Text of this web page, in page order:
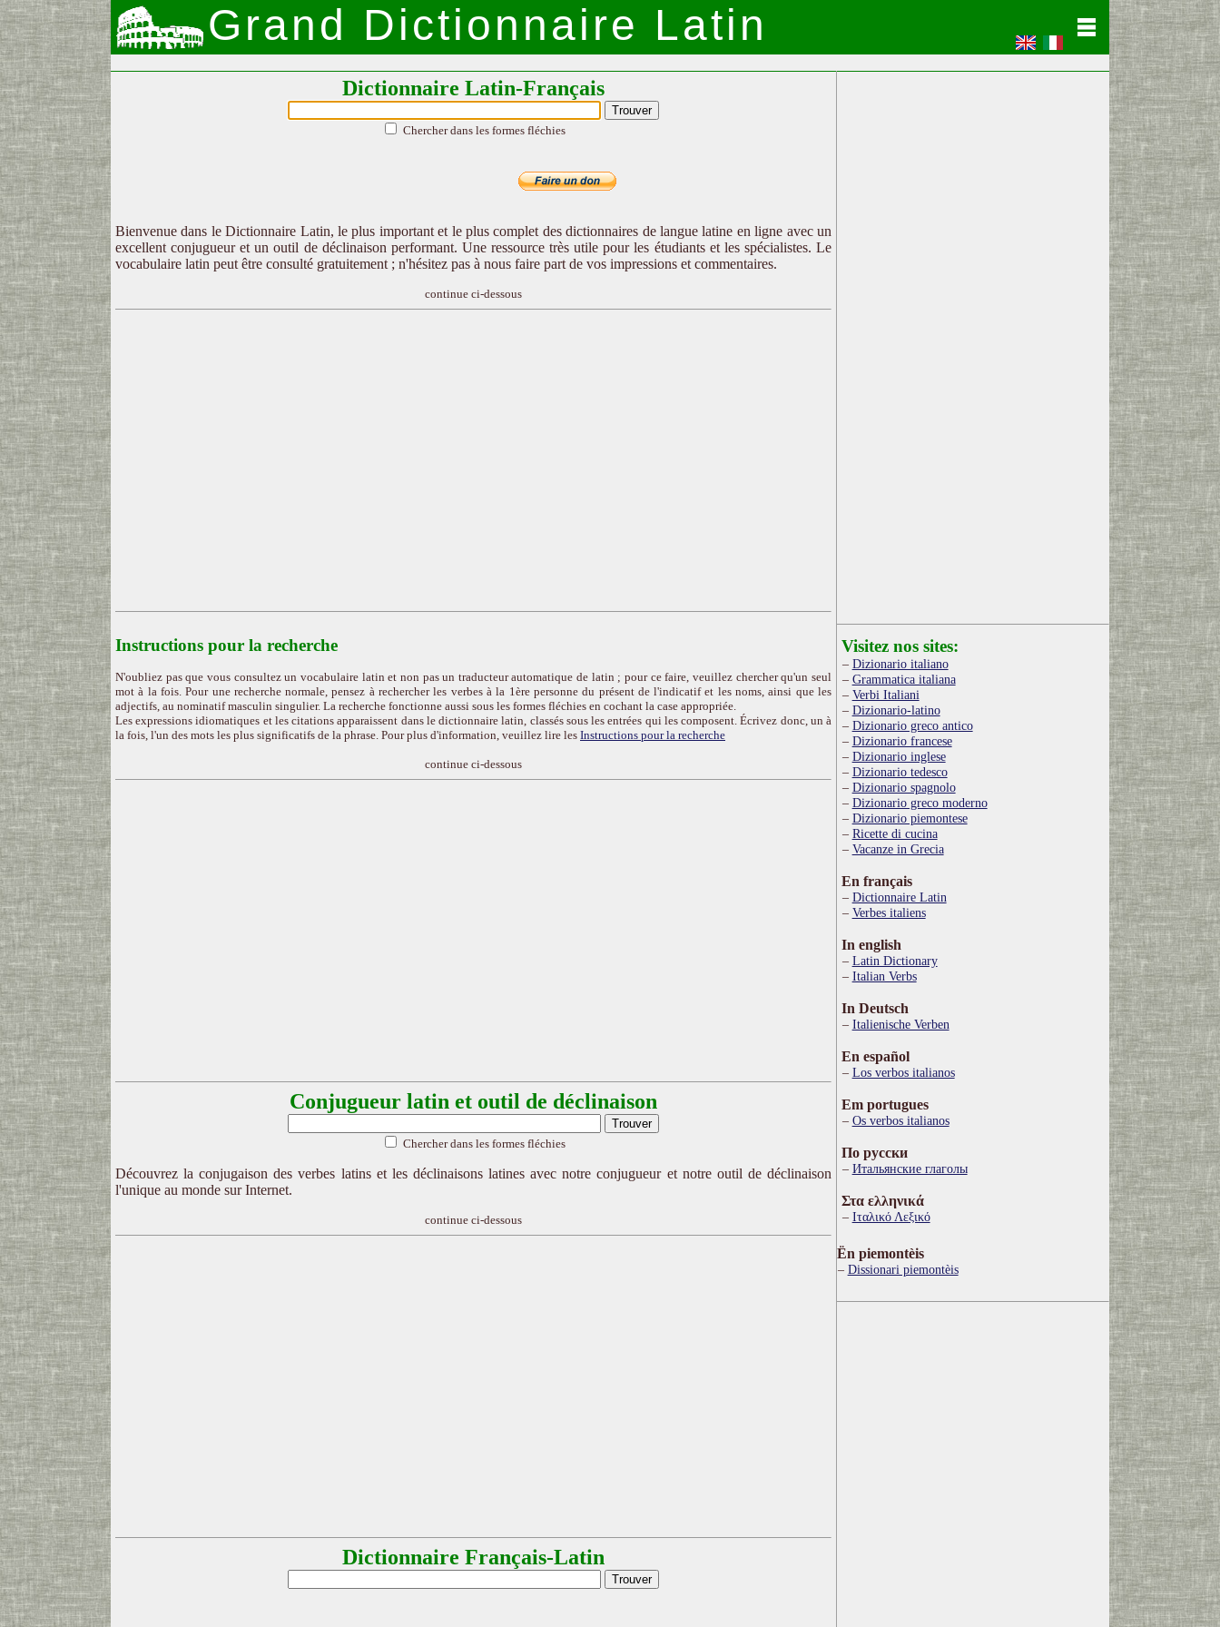
Grand Dictionnaire Latin
Dictionnaire Latin-Français
Chercher dans les formes fléchies
Bienvenue dans le Dictionnaire Latin, le plus important et le plus complet des dictionnaires de langue latine en ligne avec un
excellent conjugueur et un outil de déclinaison performant. Une ressource très utile pour les étudiants et les spécialistes. Le
vocabulaire latin peut être consulté gratuitement ; n'hésitez pas à nous faire part de vos impressions et commentaires.
continue ci-dessous
Instructions pour la recherche
N'oubliez pas que vous consultez un vocabulaire latin et non pas un traducteur automatique de latin ; pour ce faire, veuillez chercher qu'un seul
mot à la fois. Pour une recherche normale, pensez à rechercher les verbes à la 1ère personne du présent de l'indicatif et les noms, ainsi que les
adjectifs, au nominatif masculin singulier. La recherche fonctionne aussi sous les formes fléchies en cochant la case appropriée.
Les expressions idiomatiques et les citations apparaissent dans le dictionnaire latin, classés sous les entrées qui les composent. Écrivez donc, un à
la fois, l'un des mots les plus significatifs de la phrase. Pour plus d'information, veuillez lire les Instructions pour la recherche
continue ci-dessous
Conjugueur latin et outil de déclinaison
Chercher dans les formes fléchies
Découvrez la conjugaison des verbes latins et les déclinaisons latines avec notre conjugueur et notre outil de déclinaison
l'unique au monde sur Internet.
continue ci-dessous
Dictionnaire Français-Latin
Visitez nos sites:
Dizionario italiano
Grammatica italiana
Verbi Italiani
Dizionario-latino
Dizionario greco antico
Dizionario francese
Dizionario inglese
Dizionario tedesco
Dizionario spagnolo
Dizionario greco moderno
Dizionario piemontese
Ricette di cucina
Vacanze in Grecia
En français
Dictionnaire Latin
Verbes italiens
In english
Latin Dictionary
Italian Verbs
In Deutsch
Italienische Verben
En español
Los verbos italianos
Em portugues
Os verbos italianos
По русски
Итальянские глаголы
Στα ελληνικά
Ιταλικό Λεξικό
Ën piemontèis
Dissionari piemontèis